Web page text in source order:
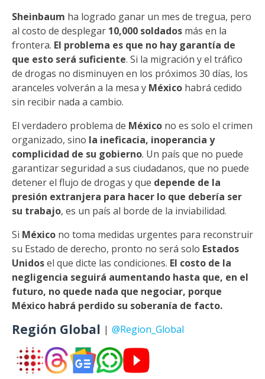
Sheinbaum ha logrado ganar un mes de tregua, pero
al costo de desplegar 10,000 soldados más en la
frontera. El problema es que no hay garantía de
que esto será suficiente. Si la migración y el tráfico
de drogas no disminuyen en los próximos 30 días, los
aranceles volverán a la mesa y México habrá cedido
sin recibir nada a cambio.
El verdadero problema de México no es solo el crimen
organizado, sino la ineficacia, inoperancia y
complicidad de su gobierno. Un país que no puede
garantizar seguridad a sus ciudadanos, que no puede
detener el flujo de drogas y que depende de la
presión extranjera para hacer lo que debería ser
su trabajo, es un país al borde de la inviabilidad.
Si México no toma medidas urgentes para reconstruir
su Estado de derecho, pronto no será solo Estados
Unidosel que dicte las condiciones. El costo de la
negligencia seguirá aumentando hasta que, en el
futuro, no quede nada que negociar, porque
México habrá perdido su soberanía de facto.
Región Global | @Region_Global